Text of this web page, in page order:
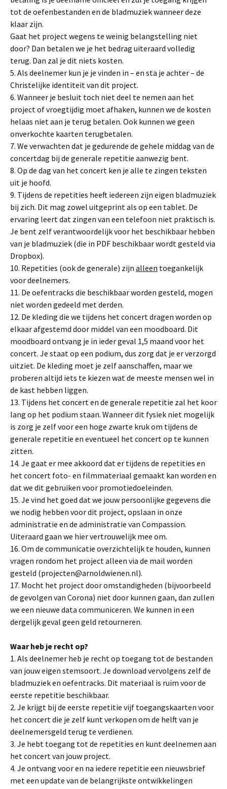
tot de oefenbestanden en de bladmuziek wanneer deze
klaar zijn.
Gaat het project wegens te weinig belangstelling niet
door? Dan betalen we je het bedrag uiteraard volledig
terug. Dan zal je dit niets kosten.
5. Als deelnemer kun je je vinden in – en sta je achter – de
Christelijke identiteit van dit project.
6. Wanneer je besluit toch niet deel te nemen aan het
project of vroegtijdig moet afhaken, kunnen we de kosten
helaas niet aan je terug betalen. Ook kunnen we geen
onverkochte kaarten terugbetalen.
7. We verwachten dat je gedurende de gehele middag van de
concertdag bij de generale repetitie aanwezig bent.
8. Op de dag van het concert ken je alle te zingen teksten
uit je hoofd.
9. Tijdens de repetities heeft iedereen zijn eigen bladmuziek
bij zich. Dit mag zowel uitgeprint als op een tablet. De
ervaring leert dat zingen van een telefoon niet praktisch is.
Je bent zelf verantwoordelijk voor het beschikbaar hebben
van je bladmuziek (die in PDF beschikbaar wordt gesteld via
Dropbox).
10. Repetities (ook de generale) zijn alleen toegankelijk
voor deelnemers.
11. De oefentracks die beschikbaar worden gesteld, mogen
niet worden gedeeld met derden.
12. De kleding die we tijdens het concert dragen worden op
elkaar afgestemd door middel van een moodboard. Dit
moodboard ontvang je in ieder geval 1,5 maand voor het
concert. Je staat op een podium, dus zorg dat je er verzorgd
uitziet. De kleding moet je zelf aanschaffen, maar we
proberen altijd iets te kiezen wat de meeste mensen wel in
de kast hebben liggen.
13. Tijdens het concert en de generale repetitie zal het koor
lang op het podium staan. Wanneer dit fysiek niet mogelijk
is zorg je zelf voor een hoge zwarte kruk om tijdens de
generale repetitie en eventueel het concert op te kunnen
zitten.
14. Je gaat er mee akkoord dat er tijdens de repetities en
het concert foto- en filmmateriaal gemaakt kan worden en
dat we dit gebruiken voor promotiedoeleinden.
15. Je vind het goed dat we jouw persoonlijke gegevens die
we nodig hebben voor dit project, opslaan in onze
administratie en de administratie van Compassion.
Uiteraard gaan we hier vertrouwelijk mee om.
16. Om de communicatie overzichtelijk te houden, kunnen
vragen rondom het project alleen via de mail worden
gesteld (projecten@arnoldwienen.nl).
17. Mocht het project door omstandigheden (bijvoorbeeld
de gevolgen van Corona) niet door kunnen gaan, dan zullen
we een nieuwe data communiceren. We kunnen in een
dergelijk geval geen geld retourneren.
Waar heb je recht op?
1. Als deelnemer heb je recht op toegang tot de bestanden
van jouw eigen stemsoort. Je download vervolgens zelf de
bladmuziek en oefentracks. Dit materiaal is ruim voor de
eerste repetitie beschikbaar.
2. Je krijgt bij de eerste repetitie vijf toegangskaarten voor
het concert die je zelf kunt verkopen om de helft van je
deelnemersgeld terug te verdienen.
3. Je hebt toegang tot de repetities en kunt deelnemen aan
het concert van jouw project.
4. Je ontvang voor en na iedere repetitie een nieuwsbrief
met een update van de belangrijkste ontwikkelingen